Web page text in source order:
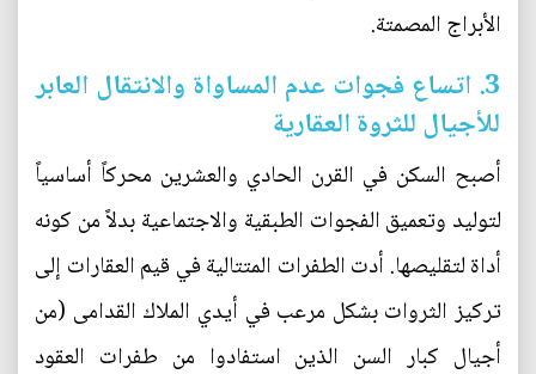
الأبراج المصمتة.
3. اتساع فجوات عدم المساواة والانتقال العابر
للأجيال للثروة العقارية
أصبح السكن في القرن الحادي والعشرين محركاً أساسياً
لتوليد وتعميق الفجوات الطبقية والاجتماعية بدلاً من كونه
أداة لتقليصها. أدت الطفرات المتتالية في قيم العقارات إلى
تركيز الثروات بشكل مرعب في أيدي الملاك القدامى (من
أجيال كبار السن الذين استفادوا من طفرات العقود